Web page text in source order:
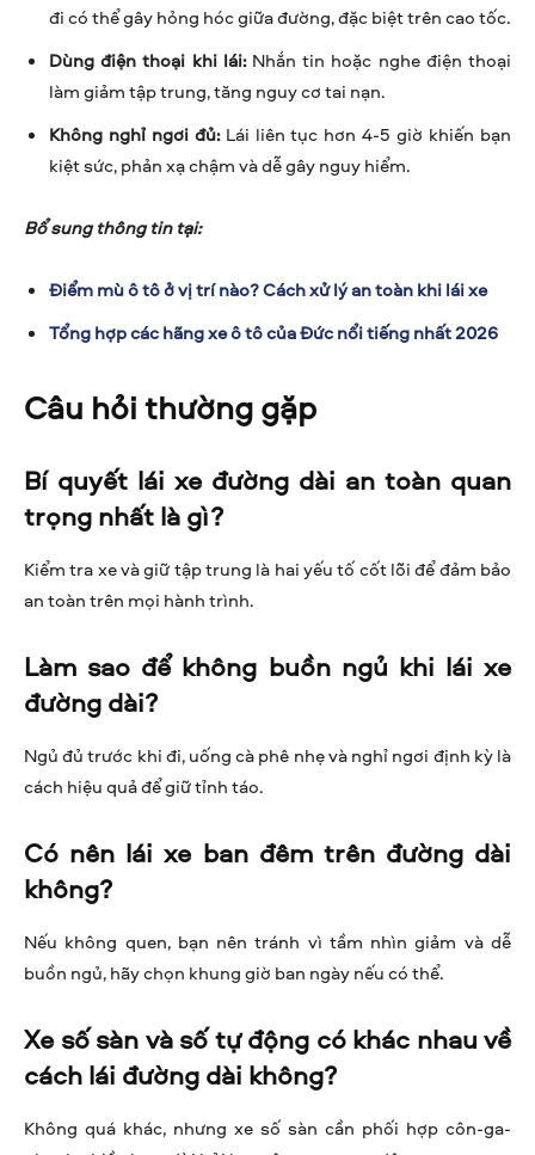
đi có thể gây hỏng hóc giữa đường, đặc biệt trên cao tốc.
Dùng điện thoại khi lái:Nhắn tin hoặc nghe điện thoại
làm giảm tập trung, tăng nguy cơ tai nạn.
Không nghỉ ngơi đủ:Lái liên tục hơn 4-5 giờ khiến bạn
kiệt sức, phản xạ chậm và dễ gây nguy hiểm.
Bổ sung thông tin tại:
Điểm mù ô tô ở vị trí nào? Cách xử lý an toàn khi lái xe
Tổng hợp các hãng xe ô tô của Đức nổi tiếng nhất 2026
Câu hỏi thường gặp
Bí quyết lái xe đường dài an toàn quan
trọng nhất là gì?
Kiểm tra xe và giữ tập trung là hai yếu tố cốt lõi để đảm bảo
an toàn trên mọi hành trình.
Làm sao để không buồn ngủ khi lái xe
đường dài?
Ngủ đủ trước khi đi, uống cà phê nhẹ và nghỉ ngơi định kỳ là
cách hiệu quả để giữ tỉnh táo.
Có nên lái xe ban đêm trên đường dài
không?
Nếu không quen, bạn nên tránh vì tầm nhìn giảm và dễ
buồn ngủ, hãy chọn khung giờ ban ngày nếu có thể.
Xe số sàn và số tự động có khác nhau về
cách lái đường dài không?
Không quá khác, nhưng xe số sàn cần phối hợp côn-ga-